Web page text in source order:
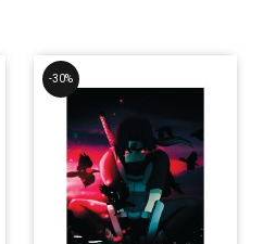
-30%